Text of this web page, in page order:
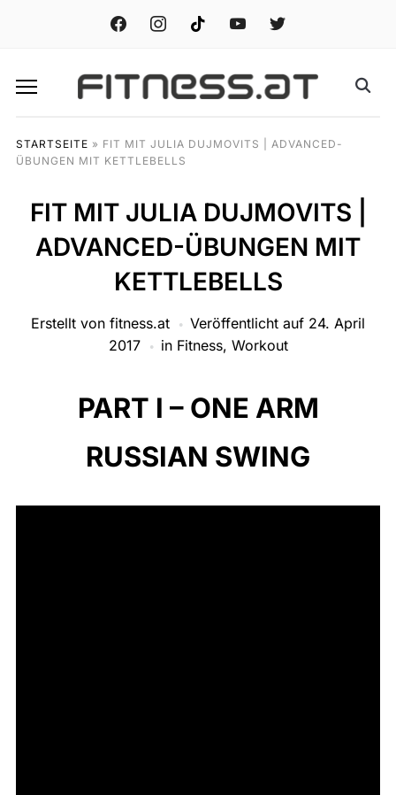
facebook instagramtiktok youtube twitter
STARTSEITE » FIT MIT JULIA DUJMOVITS | ADVANCED-
ÜBUNGEN MIT KETTLEBELLS
FIT MIT JULIA DUJMOVITS |
ADVANCED-ÜBUNGEN MIT
KETTLEBELLS
Erstellt von fitness.at Veröffentlicht auf 24. April
2017
in Fitness, Workout
PART I – ONE ARM
RUSSIAN SWING